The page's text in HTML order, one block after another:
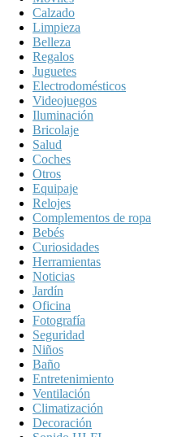
Calzado
Limpieza
Belleza
Regalos
Juguetes
Electrodomésticos
Videojuegos
Iluminación
Bricolaje
Salud
Coches
Otros
Equipaje
Relojes
Complementos de ropa
Bebés
Curiosidades
Herramientas
Noticias
Jardín
Oficina
Fotografía
Seguridad
Niños
Baño
Entretenimiento
Ventilación
Climatización
Decoración